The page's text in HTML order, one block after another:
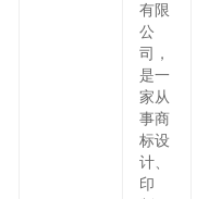
有限
公
司，
是一
家从
事商
标设
计、
印